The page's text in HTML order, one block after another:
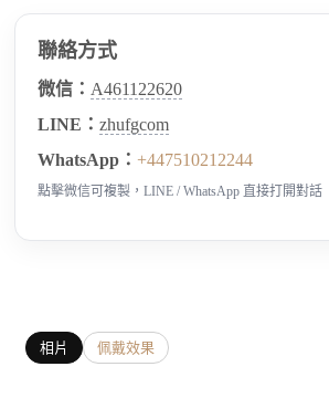
聯絡方式
微信： A461122620
LINE：zhufgcom
WhatsApp：+447510212244
點擊微信可複製，LINE / WhatsApp 直接打開對話
相片 佩戴效果